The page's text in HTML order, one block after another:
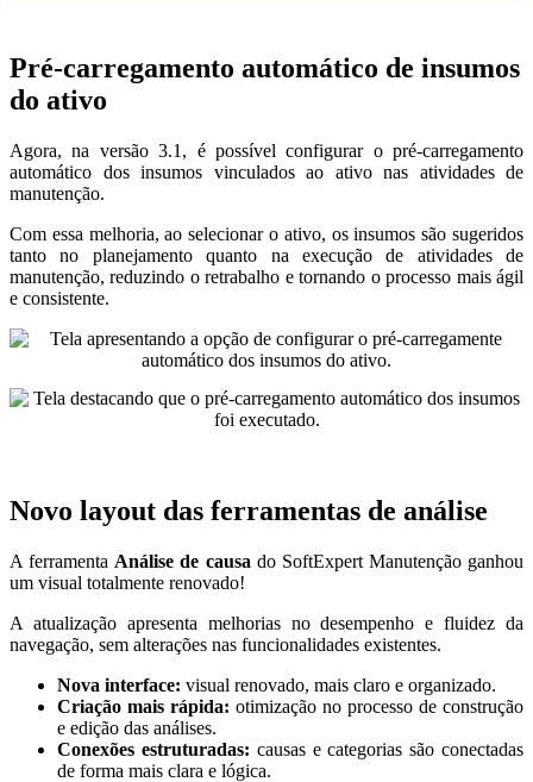
Pré-carregamento automático de insumos
do ativo
Agora, na versão 3.1, é possível configurar o pré-carregamento
automático dos insumos vinculados ao ativo nas atividades de
manutenção.
Com essa melhoria, ao selecionar o ativo, os insumos são sugeridos
tanto no planejamento quanto na execução de atividades de
manutenção, reduzindo o retrabalho e tornando o processo mais ágil
e consistente.
Novo layout das ferramentas de análise
A ferramenta Análise de causa do SoftExpert Manutenção ganhou
um visual totalmente renovado!
A atualização apresenta melhorias no desempenho e fluidez da
navegação, sem alterações nas funcionalidades existentes.
Nova interface: visual renovado, mais claro e organizado.
Criação mais rápida: otimização no processo de construção
e edição das análises.
Conexões estruturadas: causas e categorias são conectadas
de forma mais clara e lógica.